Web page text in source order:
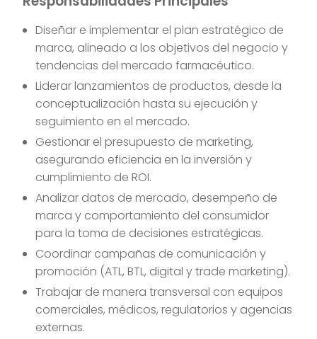
Diseñar e implementar el plan estratégico de
marca, alineado a los objetivos del negocio y
tendencias del mercado farmacéutico.
Liderar lanzamientos de productos, desde la
conceptualización hasta su ejecución y
seguimiento en el mercado.
Gestionar el presupuesto de marketing,
asegurando eficiencia en la inversión y
cumplimiento de ROI.
Analizar datos de mercado, desempeño de
marca y comportamiento del consumidor
para la toma de decisiones estratégicas.
Coordinar campañas de comunicación y
promoción (ATL, BTL, digital y trade marketing).
Trabajar de manera transversal con equipos
comerciales, médicos, regulatorios y agencias
externas.